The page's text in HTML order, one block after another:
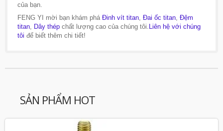
của bạn.
FENG YI mời bạn khám phá Đinh vít titan Đai ốc titan Đệm
titan
Dây thép chất lượng cao của chúng tôi.
Liên hệ với chúng
tôi để biết thêm chi tiết!
SẢN PHẨM HOT